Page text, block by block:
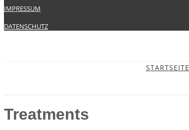
IMPRESSUM
DATENSCHUTZ
STARTSEITE
Treatments